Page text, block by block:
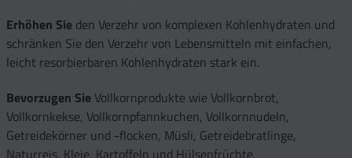
Erhöhen Sie den Verzehr von komplexen Kohlenhydraten und
schränken Sie den Verzehr von Lebensmitteln mit einfachen,
leicht resorbierbaren Kohlenhydraten stark ein.
Bevorzugen SieVollkornprodukte wie Vollkornbrot,
Vollkornkekse, Vollkornpfannkuchen, Vollkornnudeln,
Getreidekörner und -flocken, Müsli, Getreidebratlinge,
Naturreis, Kleie, Kartoffeln und Hülsenfrüchte.